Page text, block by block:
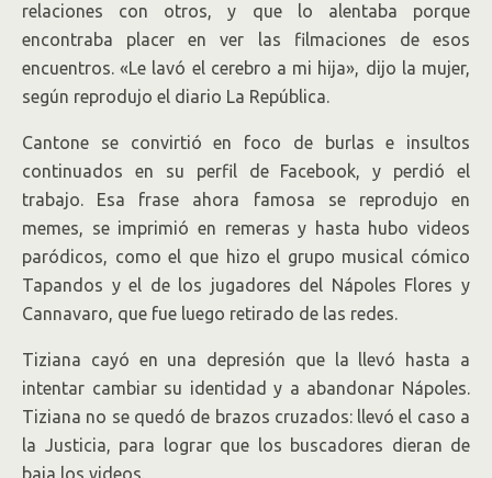
relaciones con otros, y que lo alentaba porque
encontraba placer en ver las filmaciones de esos
encuentros. «Le lavó el cerebro a mi hija», dijo la mujer,
según reprodujo el diario La República.
Cantone se convirtió en foco de burlas e insultos
continuados en su perfil de Facebook, y perdió el
trabajo. Esa frase ahora famosa se reprodujo en
memes, se imprimió en remeras y hasta hubo videos
paródicos, como el que hizo el grupo musical cómico
Tapandos y el de los jugadores del Nápoles Flores y
Cannavaro, que fue luego retirado de las redes.
Tiziana cayó en una depresión que la llevó hasta a
intentar cambiar su identidad y a abandonar Nápoles.
Tiziana no se quedó de brazos cruzados: llevó el caso a
la Justicia, para lograr que los buscadores dieran de
baja los videos.